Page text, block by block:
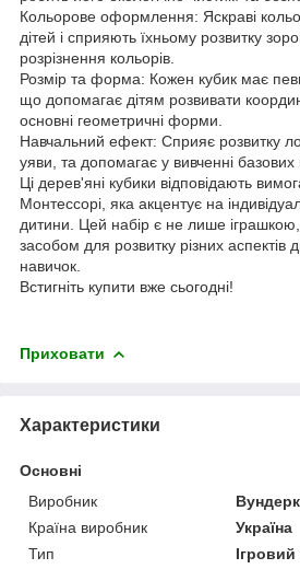
Кольорове оформлення: Яскраві
дітей і сприяють їхньому розвитку
розрізнення кольорів.
Розмір та форма: Кожен кубик має
що допомагає дітям розвивати
основні геометричні форми.
Навчальний ефект: Сприяє розвитку
уяви, та допомагає у вивченні
Ці дерев'яні кубики відповідають
Монтессорі, яка акцентує на
дитини. Цей набір є не лише
засобом для розвитку різних аспектів
навичок.
Встигніть купити вже сьогодні!
Приховати
Характеристики
Основні
Виробник
Країна виробник
Україна
Тип